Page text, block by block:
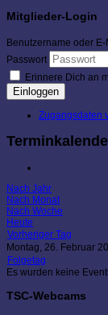
Mitglieder-Login
Benutzername oder E-
Passwort
Erinnere Dich an
Einloggen
Zugangsdaten
Nach Jahr
Nach Monat
Nach Woche
Heute
Vorheriger Tag
Montag, 26. Februar
Folgetag
Es wurden keine
TSC-Webcams